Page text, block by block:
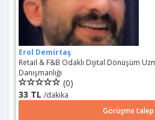
Erol Demirtaş
Retail & F&B Odaklı Dijital Dönüşüm
Danışmanlığı
(0)
33 TL /dakika
Görüşme